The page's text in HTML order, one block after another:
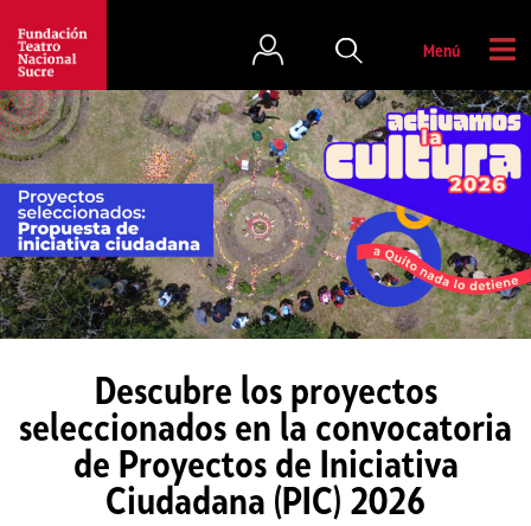
Menú
Descubre los proyectos
seleccionados en la convocatoria
de Proyectos de Iniciativa
Ciudadana (PIC) 2026